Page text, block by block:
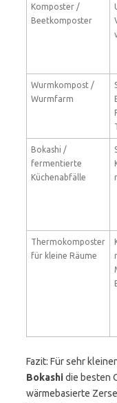
Komposter /
Beetkomposter
Wurmkompost /
Wurmfarm
Bokashi /
fermentierte
Küchenabfälle
Thermokomposter
für kleine Räume
Fazit: Für sehr
Bokashidie besten
wärmebasierte